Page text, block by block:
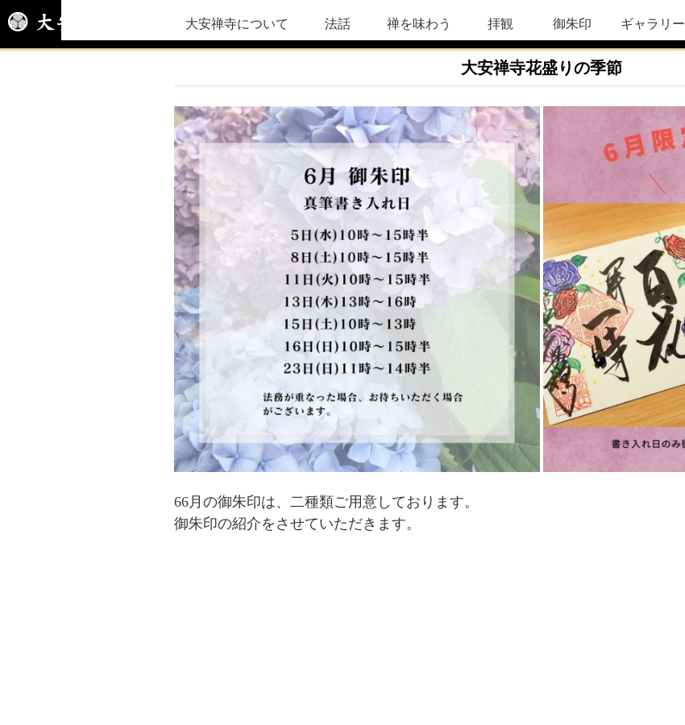
大安禅寺について 法話 禅を味わう 拝観 御朱印 ギャラリー
大安禅寺花盛りの季節
66月の御朱印は、二種類ご用意しております。
御朱印の紹介をさせていただきます。